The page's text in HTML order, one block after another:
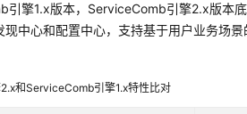
引擎1.x版本，ServiceComb引擎2.x版本
现中心和配置中心，支持基于用户业务场
和ServiceComb引擎1.x特性比对